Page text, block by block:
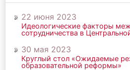
22 июня 2023
Идеологические факторы
сотрудничества в
30 мая 2023
Круглый стол «Ожидаемые
образовательной реформы»